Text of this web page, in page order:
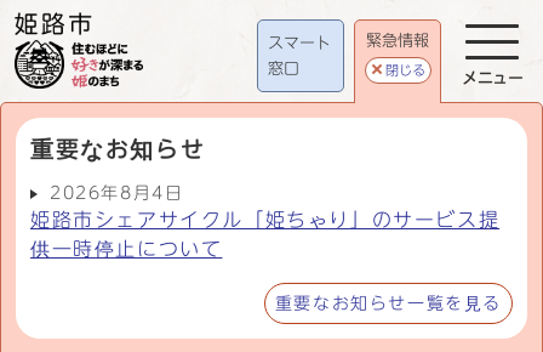
スマート
窓口
緊急情報
閉じる
重要なお知らせ
2026年8月4日
姫路市シェアサイクル「姫ちゃり」のサービス提
供一時停止について
重要なお知らせ一覧を見る
メニュー